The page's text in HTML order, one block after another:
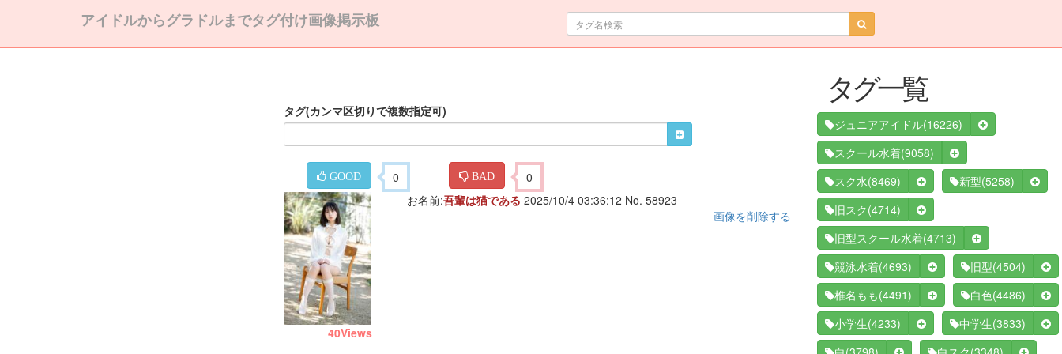
アイドルからグラドルまでタグ付け画像掲示板
タグ(カンマ区切りで複数指定可)
GOOD 0 BAD 0
40Views
お名前:吾輩は猫である 2025/10/4 03:36:12 No. 58923
画像を削除する
タグ一覧
ジュニアアイドル(16226)
スクール水着(9058)
スク水(8469) 新型(5258)
旧スク (4714)
旧型スクール水着(4713)
競泳水着(4693) 旧型(4504)
椎名もも (4491) 白色(4486)
小学生(4233) 中学生(3833)